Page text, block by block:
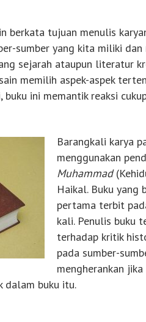
berkata tujuan menulis
sumber yang kita miliki
sejarah ataupun literatur
memilih aspek-aspek
buku ini memantik reaksi
Barangkali karya
menggunakan
Muhammad
Haikal. Buku
pertama terbit
kali. Penulis buku
terhadap kritik
pada sumber-
mengherankan
dalam buku itu.